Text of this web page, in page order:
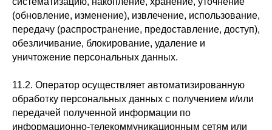
(обновление, изменение), извлечение, использование,
передачу (распространение, предоставление, доступ),
обезличивание, блокирование, удаление и
уничтожение персональных данных.
11.2. Оператор осуществляет автоматизированную
обработку персональных данных с получением и/или
передачей полученной информации по
информационно-телекоммуникационным сетям или